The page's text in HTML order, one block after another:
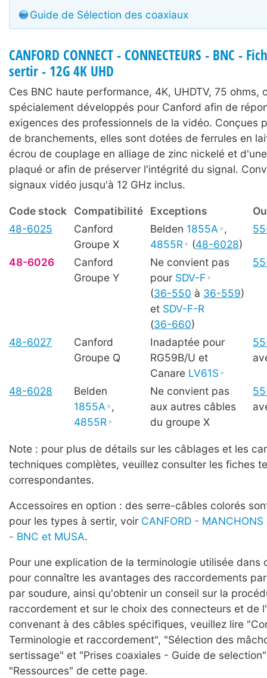
Guide de Sélection des coaxiaux
CANFORD CONNECT - CONNECTEURS - BNC -
sertir - 12G 4K UHD
Ces BNC haute performance, 4K, UHDTV, 75 ohms,
spécialement développés pour Canford afin de
exigences des professionnels de la vidéo. Conçues
de branchements, elles sont dotées de ferrules en
écrou de couplage en alliage de zinc nickelé et
plaqué or afin de préserver l'intégrité du signal.
signaux vidéo jusqu'à 12 GHz inclus.
Code stock Compatibilité Exceptions
48-6025
Canford
Groupe X
Belden 1855A
,
4855R
(48-6028)
48-6026
Canford
Groupe Y
Ne convient pas
pour SDV-F
(36-550 à 36-559)
et SDV-F-R
(36-660)
48-6027
Canford
Groupe Q
Inadaptée pour
RG59B/U et
Canare LV61S
48-6028
Belden
1855A
,
4855R
Ne convient pas
aux autres câbles
du groupe X
Note : pour plus de détails sur les câblages et les
techniques complètes, veuillez consulter les fiches
correspondantes.
Accessoires en option : des serre-câbles colorés
pour les types à sertir, voir CANFORD -
- BNC et MUSA.
Pour une explication de la terminologie utilisée dans
pour connaître les avantages des raccordements
par soudure, ainsi qu'obtenir un conseil sur la
raccordement et sur le choix des connecteurs et de
convenant à des câbles spécifiques, veuillez lire
Terminologie et raccordement", "Sélection des
sertissage" et "Prises coaxiales - Guide de
"Ressources" de cette page.